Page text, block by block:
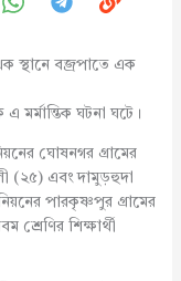
স্থানে বজ্রপাতে এক
মর্মান্তিক ঘটনা ঘটে।
ঘোষনগর গ্রামের
(২৫) এবং দামুড়হুদা
পারকৃষ্ণপুর গ্রামের
শ্রেণির শিক্ষার্থী